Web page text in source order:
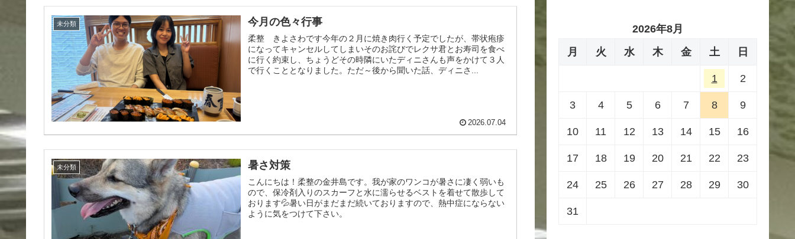
未分類 今月の色々行事
柔整 きよさわです今年の２月に焼き肉行く予定でしたが、帯状疱疹
になってキャンセルしてしまいそのお詫びでレクサ君とお寿司を食べ
に行く約束し、ちょうどその時隣にいたディニさんも声をかけて３人
で行くこととなりました。ただ～後から聞いた話、ディニさ...
2026.07.04
未分類 暑さ対策
こんにちは！柔整の金井島です。我が家のワンコが暑さに凄く弱いも
ので、保冷剤入りのスカーフと水に濡らせるベストを着せて散歩して
おります💦暑い日がまだまだ続いておりますので、熱中症にならない
ように気をつけて下さい。
2026年8月
月
火 水 木 金 土 日
1 2
3 4 5 6 7 8 9
10 11 12 13 14 15 16
17 18 19 20 21 22 23
24 25 26 27 28 29 30
31